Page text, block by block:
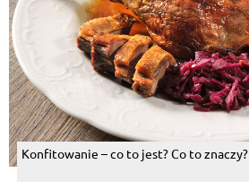
Konfitowanie – co to jest? Co to znaczy?